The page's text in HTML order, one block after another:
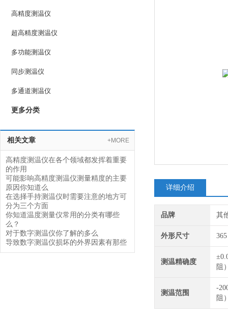
高精度测温仪
超高精度测温仪
多功能测温仪
同步测温仪
多通道测温仪
更多分类
相关文章 +MORE
高精度测温仪在各个领域都发挥着重要
的作用
可能影响高精度测温仪测量精度的主要
原因你知道么
在选择手持测温仪时需要注意的地方可
分为三个方面
你知道温度测量仪常用的分类有哪些
么？
对于数字测温仪你了解的多么
导致数字测温仪损坏的外界因素有那些
详细介绍
品牌 其
外形尺寸
测温精确度
阻
测温范围
-
阻